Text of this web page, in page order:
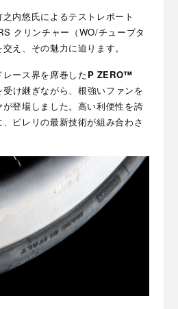
内悠氏によるテストレポート
クリンチャー（WO/チューブタ
え、その魅力に迫ります。
ース界を席巻したP ZERO™
受け継ぎながら、根強いファンを
登場しました。高い利便性を誇
ピレリの最新技術が組み合わさ